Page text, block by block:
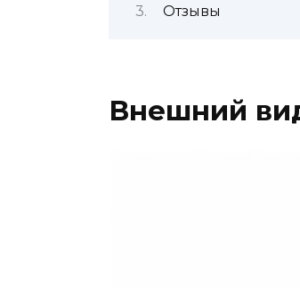
Отзывы
Внешний